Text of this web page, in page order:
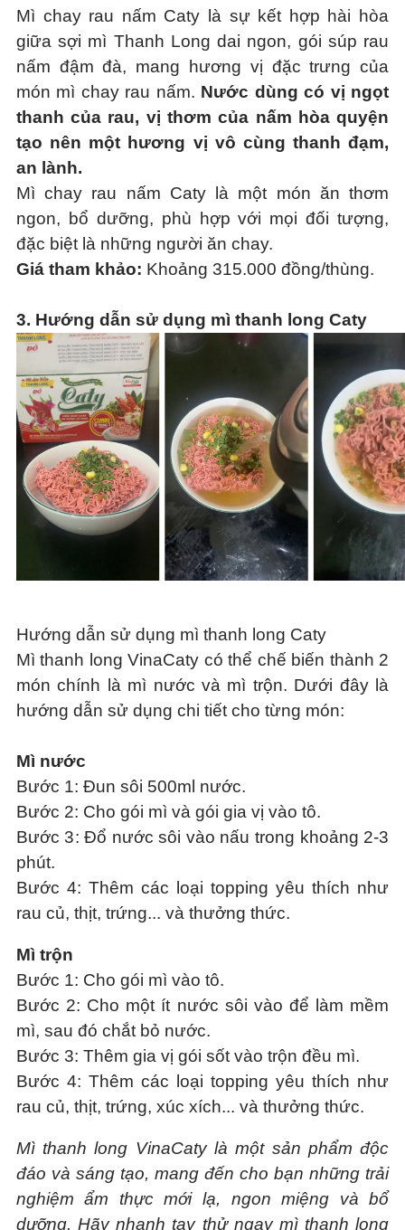
Mì chay rau nấm Caty là sự kết hợp hài hòa
giữa sợi mì Thanh Long dai ngon, gói súp rau
nấm đậm đà, mang hương vị đặc trưng của
món mì chay rau nấm. Nước dùng có vị ngọt
thanh của rau, vị thơm của nấm hòa quyện
tạo nên một hương vị vô cùng thanh đạm,
an lành.
Mì chay rau nấm Caty là một món ăn thơm
ngon, bổ dưỡng, phù hợp với mọi đối tượng,
đặc biệt là những người ăn chay.
Giá tham khảo: Khoảng 315.000 đồng/thùng.
3. Hướng dẫn sử dụng mì thanh long Caty
Hướng dẫn sử dụng mì thanh long Caty
Mì thanh long VinaCaty có thể chế biến thành 2
món chính là mì nước và mì trộn. Dưới đây là
hướng dẫn sử dụng chi tiết cho từng món:
Mì nước
Bước 1: Đun sôi 500ml nước.
Bước 2: Cho gói mì và gói gia vị vào tô.
Bước 3: Đổ nước sôi vào nấu trong khoảng 2-3
phút.
Bước 4: Thêm các loại topping yêu thích như
rau củ, thịt, trứng... và thưởng thức.
Mì trộn
Bước 1: Cho gói mì vào tô.
Bước 2: Cho một ít nước sôi vào để làm mềm
mì, sau đó chắt bỏ nước.
Bước 3: Thêm gia vị gói sốt vào trộn đều mì.
Bước 4: Thêm các loại topping yêu thích như
rau củ, thịt, trứng, xúc xích... và thưởng thức.
Mì thanh long VinaCaty là một sản phẩm độc
đáo và sáng tạo, mang đến cho bạn những trải
nghiệm ẩm thực mới lạ, ngon miệng và bổ
dưỡng. Hãy nhanh tay thử ngay mì thanh long